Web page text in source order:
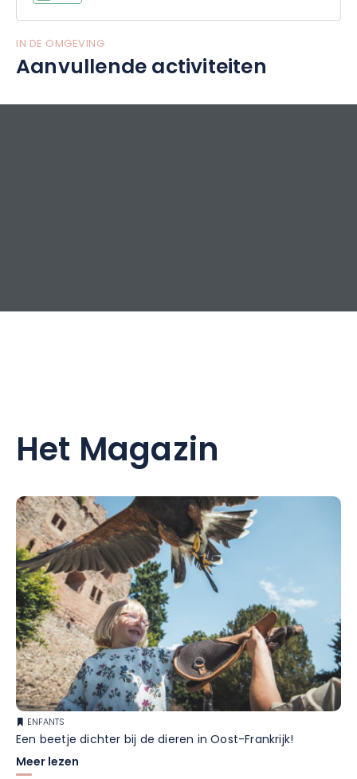
IN DE OMGEVING
Aanvullende activiteiten
Het Magazin
ENFANTS
Een beetje dichter bij de dieren in Oost-Frankrijk!
Meer lezen